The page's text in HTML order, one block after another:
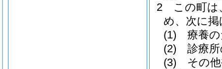
2
この町は
め、次に
(1)
療養
(2)
診療
(3)
その